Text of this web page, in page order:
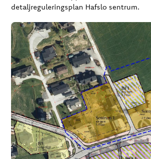
detaljreguleringsplan Hafslo sentrum.